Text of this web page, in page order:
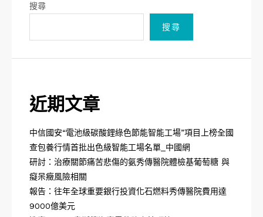
搜尋
搜尋
近期文章
中信國安“電池級碳酸鋰綠色節能智能工場”項目上榜全國
查包養行情首批出色級智能工場名單_中國網
研討：治療關節痛苦悲傷的氨秀傳醫院體檢基葡萄糖 與
癡呆癥風險相關
報告：往年全球重要銀行投資化石燃料秀傳醫院費用達
9000億美元